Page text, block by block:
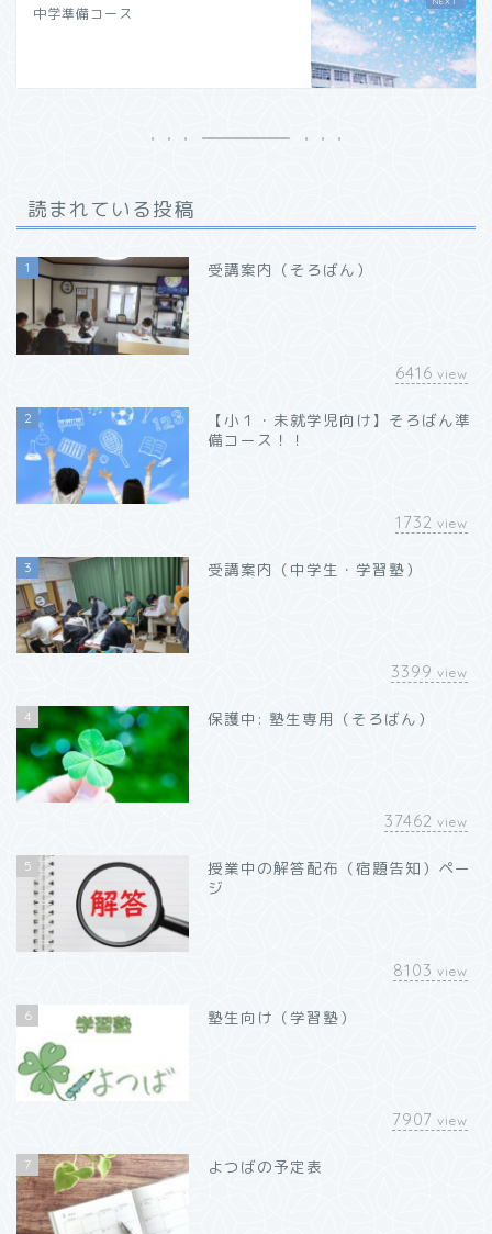
中学準備コース
読まれている投稿
1 受講案内（そろばん）
6416 view
2
【小１・未就学児向け】そろばん準
備コース！！
1732 view
3 受講案内（中学生・学習塾）
3399 view
4 保護中: 塾生専用（そろばん）
37462 view
5
授業中の解答配布（宿題告知）ペー
ジ
8103 view
6 塾生向け（学習塾）
7907 view
7 よつばの予定表